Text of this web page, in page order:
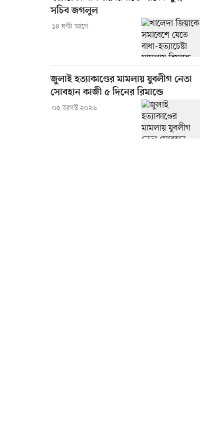
সচিব জগলুল
১৪ ঘণ্টা আগে
জুলাই হত্যাকাণ্ডের মামলায় যুবলীগ নেতা
সোবহান কাজী ৫ দিনের রিমান্ডে
০৫ আগস্ট ২০২৬